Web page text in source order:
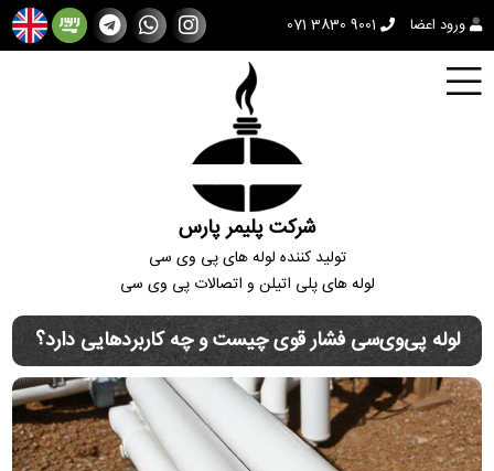
ورود اعضا 071 3830 9001
شرکت پلیمر پارس
تولید کننده لوله های پی وی سی
لوله های پلی اتیلن و اتصالات پی وی سی
لوله پی‌وی‌سی فشار قوی چیست و چه کاربردهایی دارد؟